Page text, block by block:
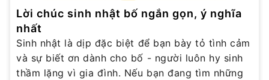
Lời chúc sinh nhật bố ngắn gọn, ý nghĩa
nhất
Sinh nhật là dịp đặc biệt để bạn bày tỏ tình cảm
và sự biết ơn dành cho bố - người luôn hy sinh
thầm lặng vì gia đình. Nếu bạn đang tìm những